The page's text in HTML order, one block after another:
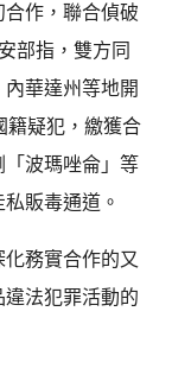
作，聯合偵破
部指，雙方同
華達州等地開
籍疑犯，繳獲合
波瑪唑侖」等
販毒通道。
務實合作的又
法犯罪活動的